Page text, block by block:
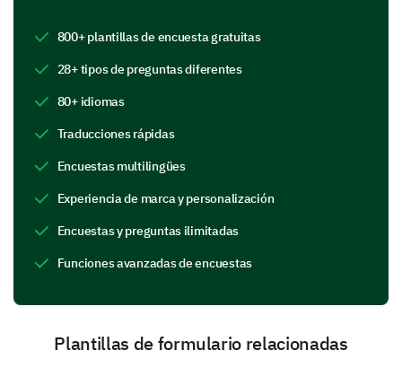
Claro
Muy claro
¿Qué aspectos del proceso de solicitud
todos los que apliquen)
Escribir declaraciones personales
800+ plantillas de encuesta gratuitas
28+ tipos de preguntas diferentes
80+ idiomas
Traducciones rápidas
Encuestas multilingües
Experiencia de marca y personalización
Encuestas y preguntas ilimitadas
Funciones avanzadas de encuestas
Plantillas de formulario relacionadas